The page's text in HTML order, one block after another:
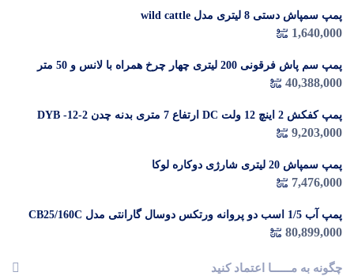
پمپ سمپاش دستی 8 لیتری مدل wild cattle
1,640,000
پمپ سم پاش فرقونی 200 لیتری چهار چرخ همراه با لانس و 50 متر
شیلنگ
40,388,000
پمپ کفکش 2 اینچ 12 ولت DC ارتفاع 7 متری بدنه چدن DYB -12-2
9,203,000
پمپ سمپاش 20 لیتری شارژی دوکاره لوکا
7,476,000
پمپ آب 1/5 اسب دو پروانه ورتکس دوسال گارانتی مدل CB25/160C
80,899,000
چگونه به مــــــا اعتماد کنید